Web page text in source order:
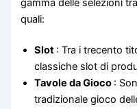
quali:
Slot : Tra i trecento
classiche slot di
Tavole da Gioco :
tradizionale gioco